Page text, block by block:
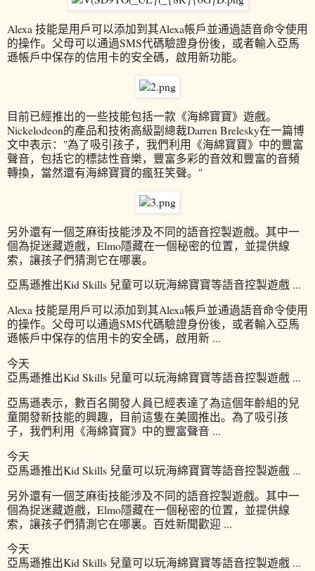
Alexa 技能是用戶可以添加到其Alexa帳戶並通過語音命令使用
的操作。父母可以通過SMS代碼驗證身份後，或者輸入亞馬
遜帳戶中保存的信用卡的安全碼，啟用新功能。
目前已經推出的一些技能包括一款《海綿寶寶》遊戲。
Nickelodeon的產品和技術高級副總裁Darren Brelesky在一篇博
文中表示："為了吸引孩子，我們利用《海綿寶寶》中的豐富
聲音，包括它的標誌性音樂，豐富多彩的音效和豐富的音頻
轉換，當然還有海綿寶寶的瘋狂笑聲。"
另外還有一個芝麻街技能涉及不同的語音控製遊戲。其中一
個為捉迷藏遊戲，Elmo隱藏在一個秘密的位置，並提供線
索，讓孩子們猜測它在哪裏。
亞馬遜推出Kid Skills 兒童可以玩海綿寶寶等語音控製遊戲 ...
Alexa 技能是用戶可以添加到其Alexa帳戶並通過語音命令使用
的操作。父母可以通過SMS代碼驗證身份後，或者輸入亞馬
遜帳戶中保存的信用卡的安全碼，啟用新 ...
今天
亞馬遜推出Kid Skills 兒童可以玩海綿寶寶等語音控製遊戲 ...
亞馬遜表示，數百名開發人員已經表達了為這個年齡組的兒
童開發新技能的興趣，目前這隻在美國推出。為了吸引孩
子，我們利用《海綿寶寶》中的豐富聲音 ...
今天
亞馬遜推出Kid Skills 兒童可以玩海綿寶寶等語音控製遊戲 ...
另外還有一個芝麻街技能涉及不同的語音控製遊戲。其中一
個為捉迷藏遊戲，Elmo隱藏在一個秘密的位置，並提供線
索，讓孩子們猜測它在哪裏。百姓新聞歡迎 ...
今天
亞馬遜推出Kid Skills 兒童可以玩海綿寶寶等語音控製遊戲 ...